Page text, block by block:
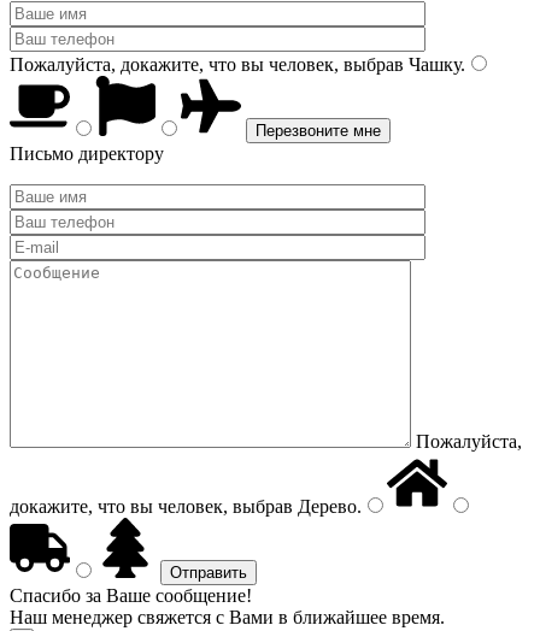
Пожалуйста, докажите, что вы человек, выбрав Чашку.
Письмо директору
Пожалуйста,
докажите, что вы человек, выбрав Дерево.
Спасибо за Ваше сообщение!
Наш менеджер свяжется с Вами в ближайшее время.